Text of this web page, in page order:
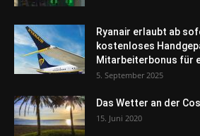
Ryanair erlaubt ab
kostenloses
Mitarbeiterbonus für
5. September 2025
Das Wetter an der
15. Juni 2020